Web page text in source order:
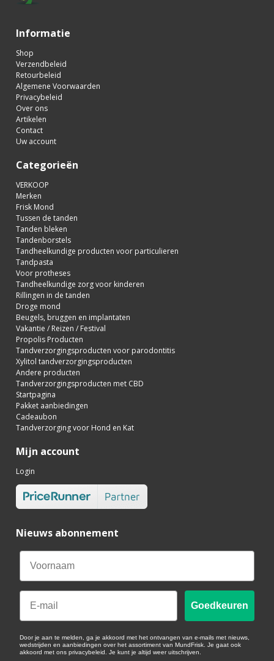
Informatie
Shop
Verzendbeleid
Retourbeleid
Algemene Voorwaarden
Privacybeleid
Over ons
Artikelen
Contact
Uw account
Categorieën
VERKOOP
Merken
Frisk Mond
Tussen de tanden
Tanden bleken
Tandenborstels
Tandheelkundige producten voor particulieren
Tandpasta
Voor protheses
Tandheelkundige zorg voor kinderen
Rillingen in de tanden
Droge mond
Beugels, bruggen en implantaten
Vakantie / Reizen / Festival
Propolis Producten
Tandverzorgingsproducten voor parodontitis
Xylitol tandverzorgingsproducten
Andere producten
Tandverzorgingsproducten met CBD
Startpagina
Pakket aanbiedingen
Cadeaubon
Tandverzorging voor Hond en Kat
Mijn account
Login
Nieuws abonnement
Email
Goedkeuren
Door je aan te melden, ga je akkoord met het ontvangen van e-mails met nieuws,
wedstrijden en aanbiedingen over het assortiment van MundFrisk. Je gaat ook
akkoord met ons privacybeleid. Je kunt je altijd weer uitschrijven.